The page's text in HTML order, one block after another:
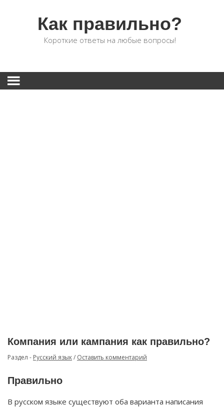
Как правильно?
Короткие ответы на любые вопросы!
Компания или кампания как правильно?
Раздел - Русский язык/ Оставить комментарий
Правильно
В русском языке существуют оба варианта написания